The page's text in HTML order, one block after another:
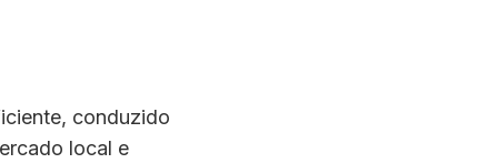
conduzido
local e